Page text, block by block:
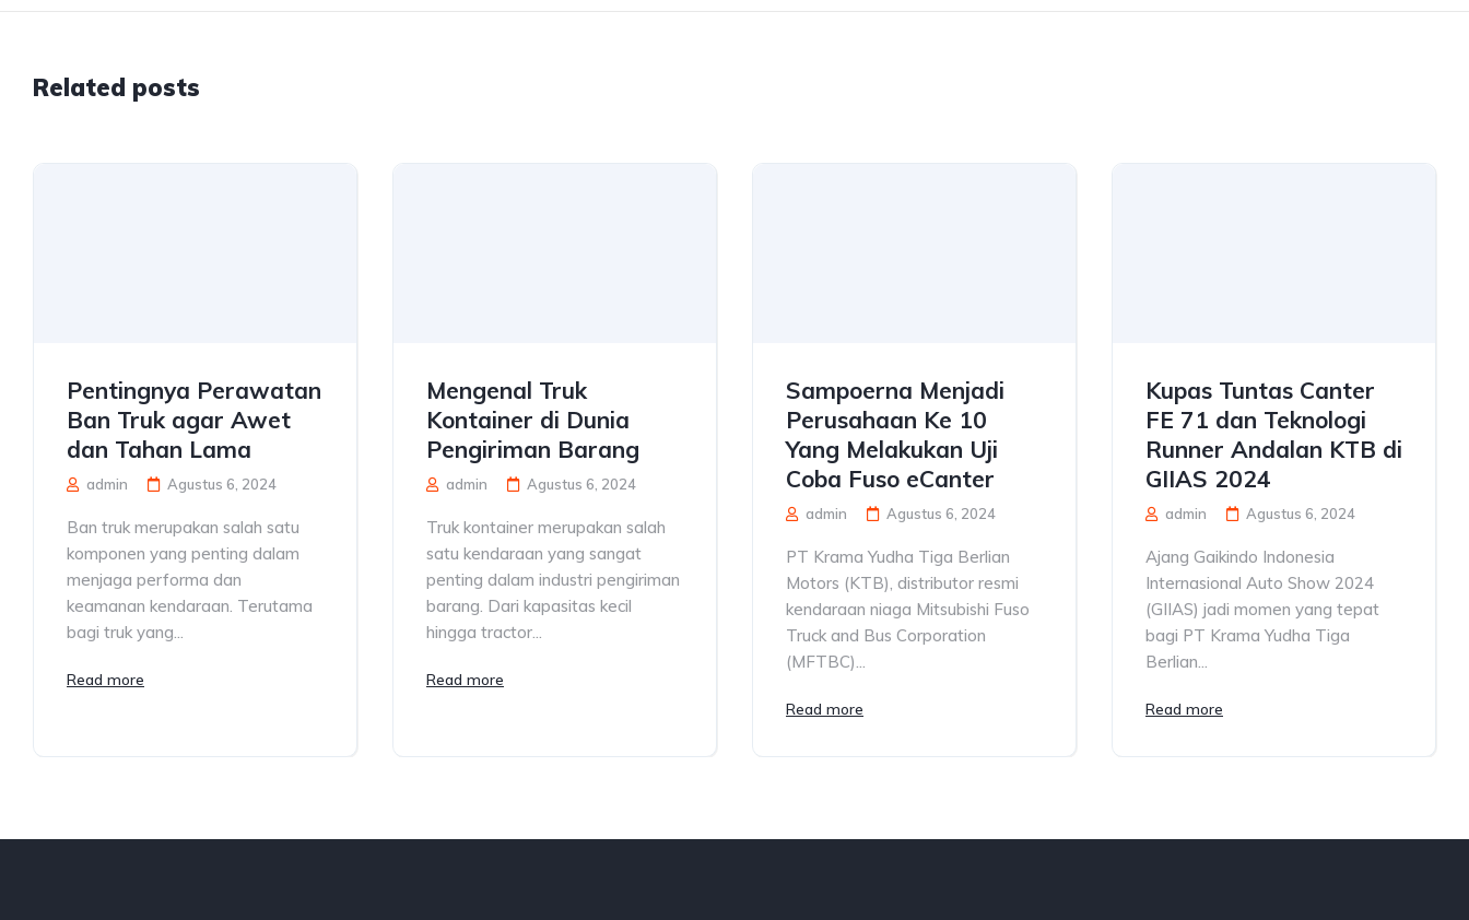
Related posts
Pentingnya Perawatan
Ban Truk agar Awet
dan Tahan Lama
admin Agustus 6, 2024
Ban truk merupakan salah satu
komponen yang penting dalam
menjaga performa dan
keamanan kendaraan. Terutama
bagi truk yang...
Read more
Mengenal Truk
Kontainer di Dunia
Pengiriman Barang
admin Agustus 6, 2024
Truk kontainer merupakan salah
satu kendaraan yang sangat
penting dalam industri pengiriman
barang. Dari kapasitas kecil
hingga tractor...
Read more
Sampoerna Menjadi
Perusahaan Ke 10
Yang Melakukan Uji
Coba Fuso eCanter
admin Agustus 6, 2024
PT Krama Yudha Tiga Berlian
Motors (KTB), distributor resmi
kendaraan niaga Mitsubishi Fuso
Truck and Bus Corporation
(MFTBC)...
Read more
Kupas Tuntas Canter
FE 71 dan Teknologi
Runner Andalan KTB di
GIIAS 2024
admin Agustus 6, 2024
Ajang Gaikindo Indonesia
Internasional Auto Show 2024
(GIIAS) jadi momen yang tepat
bagi PT Krama Yudha Tiga
Berlian...
Read more